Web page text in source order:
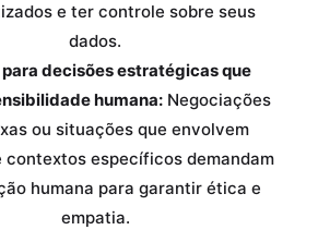
e ter controle sobre seus
dados.
decisões estratégicas que
humana:Negociações
ou situações que envolvem
contextos específicos demandam
humana para garantir ética e
empatia.